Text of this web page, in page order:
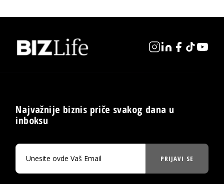
Najvažnije biznis priče svakog dana u
inboksu
PRIJAVI SE